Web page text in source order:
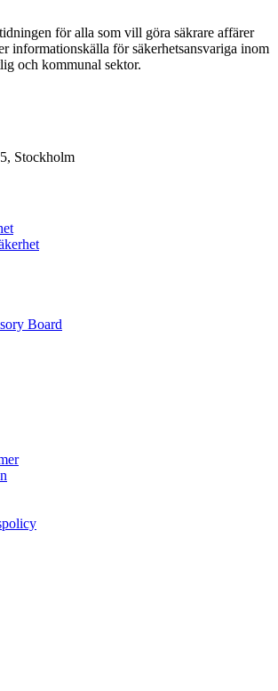
för alla som vill göra säkrare affärer
informationskälla för säkerhets­ansvariga inom
och kommunal sektor.
Stockholm
Board